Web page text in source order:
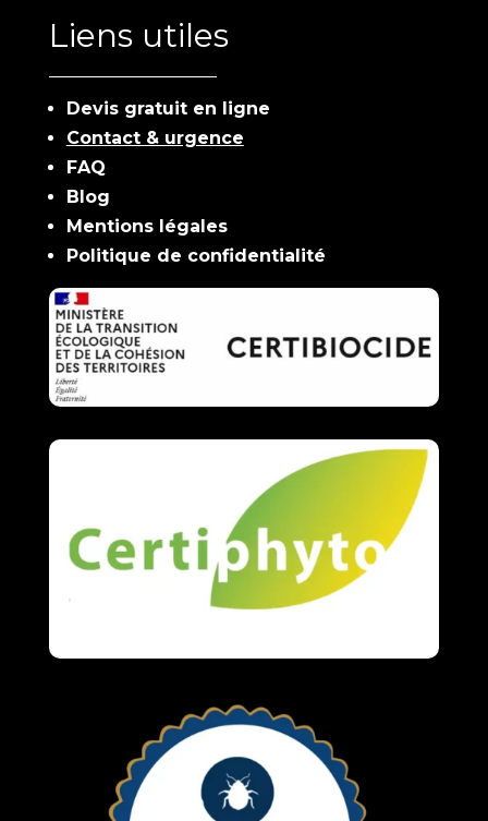
Liens utiles
Devis gratuit en ligne
Contact & urgence
FAQ
Blog
Mentions légales
Politique de confidentialité